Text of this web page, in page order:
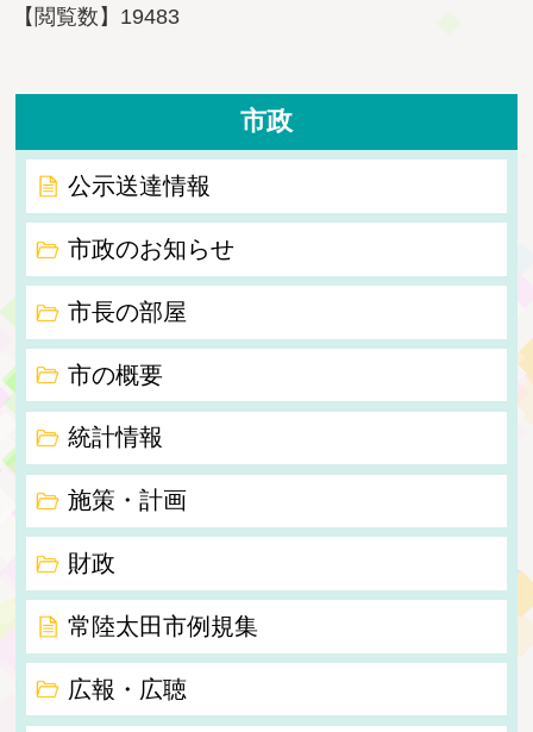
【閲覧数】 19483
市政
公示送達情報
市政のお知らせ
市長の部屋
市の概要
統計情報
施策・計画
財政
常陸太田市例規集
広報・広聴